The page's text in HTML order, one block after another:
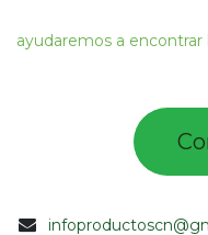
ayudaremos a